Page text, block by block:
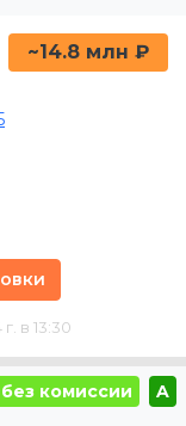
~14.8 млн ₽
в 13:30
без комиссии A